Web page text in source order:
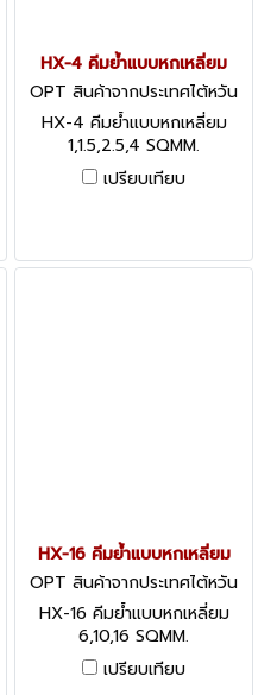
HX-4 คีมย้ำแบบหกเหลี่ยม
OPT สินค้าจากประเทศไต้หวัน
HX-4
HX-4 คีมย้ำแบบหกเหลี่ยม
1,1.5,2.5,4 SQMM.
เปรียบเทียบ
HX-16 คีมย้ำแบบหกเหลี่ยม
OPT สินค้าจากประเทศไต้หวัน
HX-16
HX-16 คีมย้ำแบบหกเหลี่ยม
6,10,16 SQMM.
เปรียบเทียบ